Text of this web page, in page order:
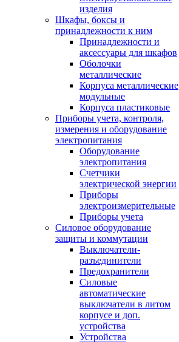
изделия
Шкафы, боксы и
принадлежности к ним
Принадлежности и
аксессуары для шкафов
Оболочки
металлические
Корпуса металлические
модульные
Корпуса пластиковые
Приборы учета, контроля,
измерения и оборудование
электропитания
Оборудование
электропитания
Счетчики
электрической энергии
Приборы
электроизмерительные
Приборы учета
Силовое оборудование
защиты и коммутации
Выключатели-
разъединители
Предохранители
Силовые
автоматические
выключатели в литом
корпусе и доп.
устройства
Устройства